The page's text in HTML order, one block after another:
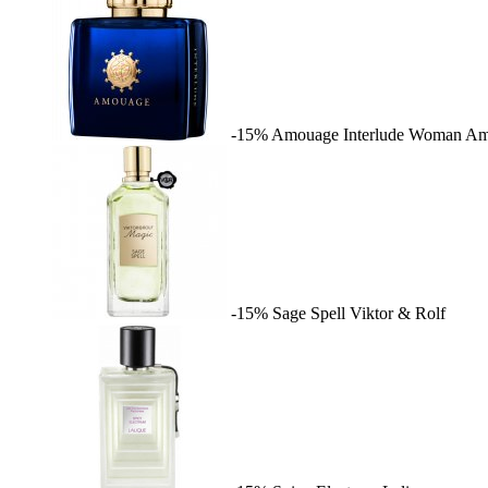
-15% Amouage Interlude Woman
-15% Sage Spell Viktor & Rolf